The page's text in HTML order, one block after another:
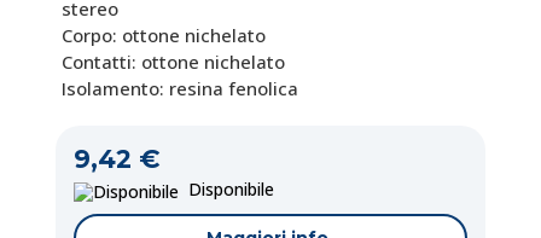
stereo
Corpo: ottone nichelato
Contatti: ottone nichelato
Isolamento: resina fenolica
9,42 €
Disponibile